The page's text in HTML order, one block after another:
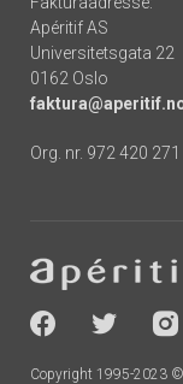
Apéritif AS
Universitetsgata 22
0162 Oslo
Org. nr. 972 420 271
-
socials
Copyright 1995-2023